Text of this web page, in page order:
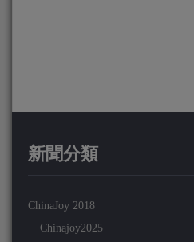
新聞分類
ChinaJoy 2018
Chinajoy2025